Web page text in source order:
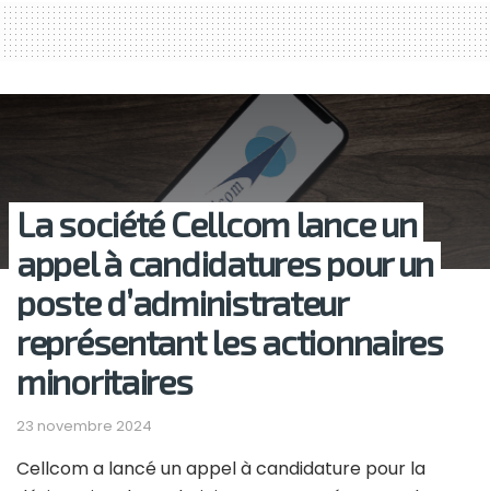
La société Cellcom lance un
appel à candidatures pour un
poste d’administrateur
représentant les actionnaires
minoritaires
23 novembre 2024
Cellcom a lancé un appel à candidature pour la